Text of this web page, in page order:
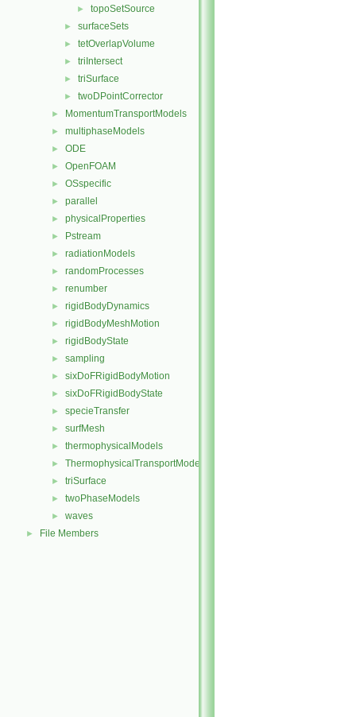
► topoSetSource
► surfaceSets
► tetOverlapVolume
► triIntersect
► triSurface
► twoDPointCorrector
► MomentumTransportModels
► multiphaseModels
► ODE
► OpenFOAM
► OSspecific
► parallel
► physicalProperties
► Pstream
► radiationModels
► randomProcesses
► renumber
► rigidBodyDynamics
► rigidBodyMeshMotion
► rigidBodyState
► sampling
► sixDoFRigidBodyMotion
► sixDoFRigidBodyState
► specieTransfer
► surfMesh
► thermophysicalModels
► ThermophysicalTransportModels
► triSurface
► twoPhaseModels
► waves
► File Members